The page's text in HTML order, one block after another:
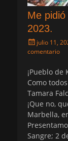
Me
2023.
Publicado
el
julio 11,
comentario
¡Pueblo de
Como
Tamara
¡Que no,
Marbella,
Sangre; 2